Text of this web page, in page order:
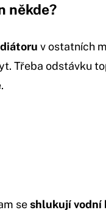
někde?
v ostatních
Třeba odstávku
seshlukují vodní